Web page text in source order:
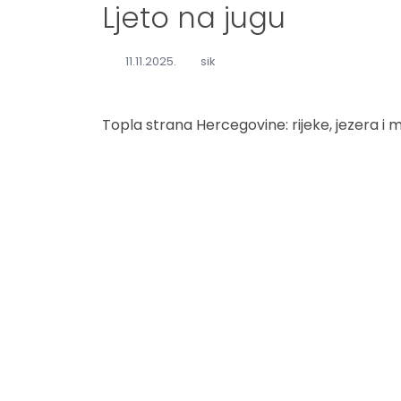
Ljeto na jugu
11.11.2025. sik
Topla strana Hercegovine: rijeke, jezera i